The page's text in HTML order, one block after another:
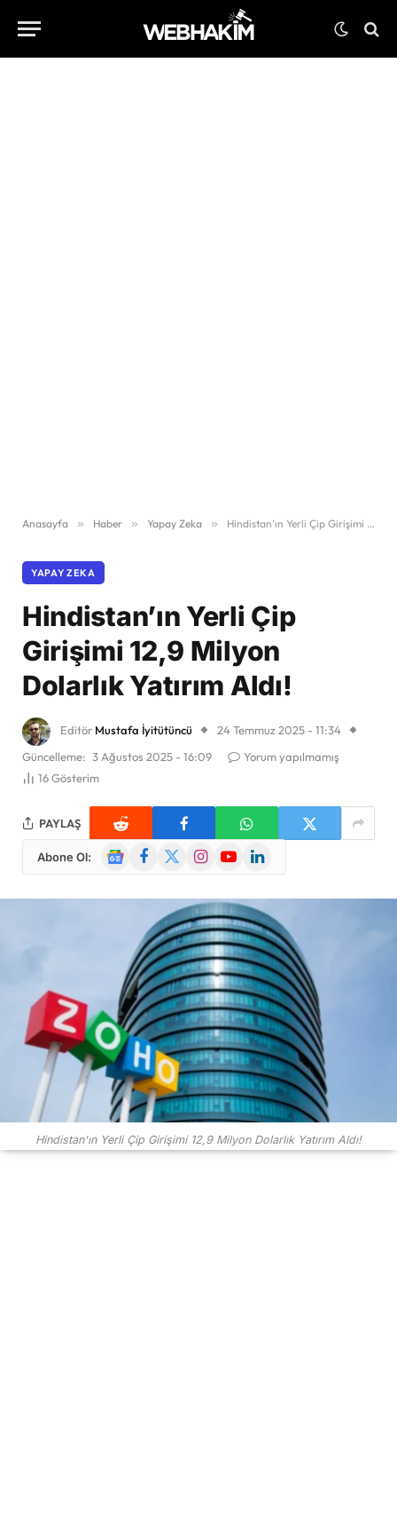
Anasayfa » Haber » Yapay Zeka » Hindistan’ın Yerli Çip Girişimi 12,9 Milyon Dolarlık Yatırım Aldı!
YAPAY ZEKA
Hindistan’ın Yerli Çip
Girişimi 12,9 Milyon
Dolarlık Yatırım Aldı!
Editör Mustafa İyitütüncü
24 Temmuz 2025 - 11:34
Güncelleme: 3 Ağustos 2025 - 16:09
Yorum yapılmamış
16Gösterim
PAYLAŞ
Abone Ol:
GoogleFacebook
X
InstagramYouTubeLinkedIn
Hindistan'ın Yerli Çip Girişimi 12,9 Milyon Dolarlık Yatırım Aldı!